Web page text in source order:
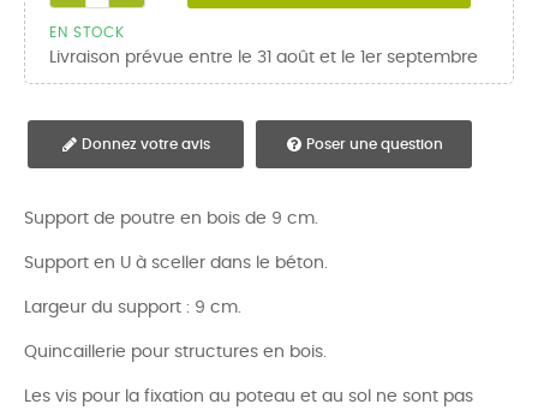
EN STOCK
Livraison prévue entre le 31 août et le 1er septembre
Donnez votre avis Poser une question
Support de poutre en bois de 9 cm.
Support en U à sceller dans le béton.
Largeur du support : 9 cm.
Quincaillerie pour structures en bois.
Les vis pour la fixation au poteau et au sol ne sont pas